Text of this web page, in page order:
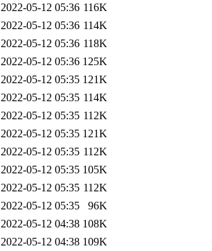
2022-05-12 05:36 116K
2022-05-12 05:36 114K
2022-05-12 05:36 118K
2022-05-12 05:36 125K
2022-05-12 05:35 121K
2022-05-12 05:35 114K
2022-05-12 05:35 112K
2022-05-12 05:35 121K
2022-05-12 05:35 112K
2022-05-12 05:35 105K
2022-05-12 05:35 112K
2022-05-12 05:35
96K
2022-05-12 04:38 108K
2022-05-12 04:38 109K